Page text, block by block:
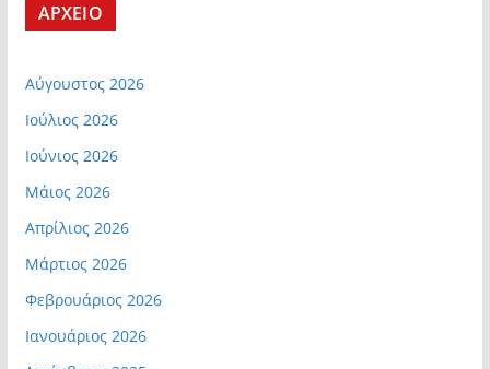
ΑΡΧΕΙΟ
Αύγουστος 2026
Ιούλιος 2026
Ιούνιος 2026
Μάιος 2026
Απρίλιος 2026
Μάρτιος 2026
Φεβρουάριος 2026
Ιανουάριος 2026